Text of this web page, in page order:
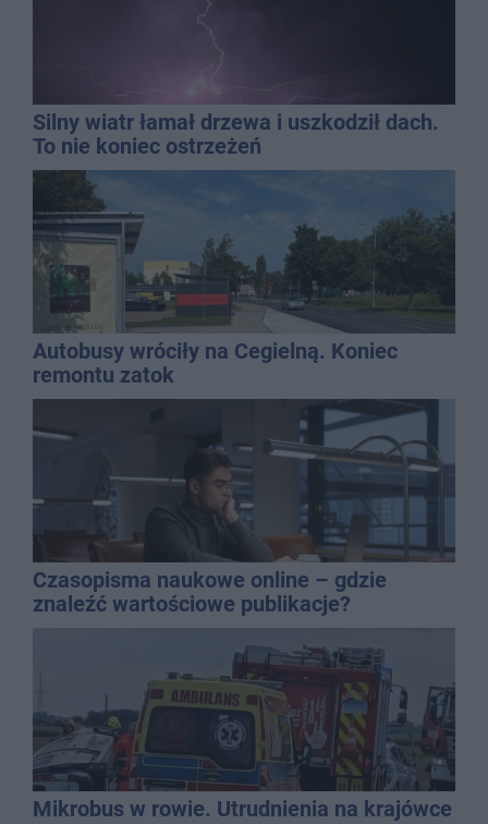
Silny wiatr łamał drzewa i uszkodził dach.
To nie koniec ostrzeżeń
Autobusy wróciły na Cegielną. Koniec
remontu zatok
Czasopisma naukowe online – gdzie
znaleźć wartościowe publikacje?
Mikrobus w rowie. Utrudnienia na krajówce